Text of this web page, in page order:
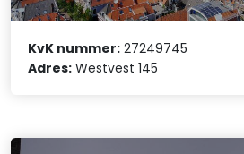
KvK nummer: 27249745
Adres: Westvest 145